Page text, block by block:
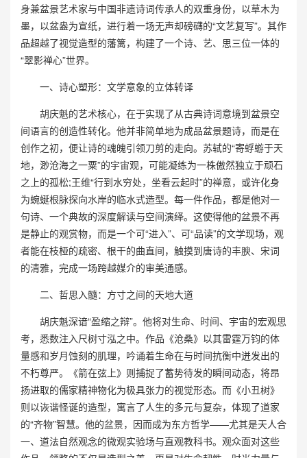
身兼盆景艺术家与中国非遗诗词传承人的双重身份，以草木为
墨，以盆盎为宣纸，进行着一场无声却磅礴的“文艺复写”。其作
品超越了视觉造型的藩篱，构建了一个诗、艺、思三位一体的
“翠影禅心”世界。
一、诗心塑形：文学意象的立体转译
胡庆魁的艺术核心，在于实现了从古典诗词意境到盆景空
间语言的创造性转化。他并非简单地为成品盆景题诗，而是在
创作之初，便让诗的魂魄引领刀剪的走向。苏轼的“寄蜉蝣于天
地，渺沧海之一粟”的宇宙观，可能凝练为一株傲然独立于顽石
之上的孤松;王维“行到水穷处，坐看云起时”的禅意，或许化身
为蜿蜒根脉探向水岸的临水式造型。每一件作品，都是他对一
句诗、一个典故的深度解读与空间演绎。这使得他的盆景不再
是静止的观赏物，而是一个可“进入”、可“品读”的文学现场，观
者能在枝桠的疏密、根干的曲直间，触摸到唐诗的丰腴、宋词
的清雅，完成一场跨越媒介的审美通感。
二、哲思入髓：方寸之间的天地大道
胡庆魁深谙“盈缩之辩”。他将对生命、时间、宇宙的宏观思
考，悉数注入尺树寸泓之中。作品《沧桑》以其雷霆万钧的体
量感和岁月蚀刻的肌理，吟诵着生命在与时间抗衡中迸发出的
不朽尊严。《箭在弦上》则捕捉了蓄势待发的瞬间动态，将昂
扬进取的儒家精神物化为极具张力的视觉形态。而《小丑树》
则以诙谐怪诞的造型，寓言了人生的多元与复杂，体现了道家
的“齐物”智慧。他的盆景，因而成为东方哲学——尤其是天人合
一、道法自然观念的微观实验场与直观教科书。观众面对这些